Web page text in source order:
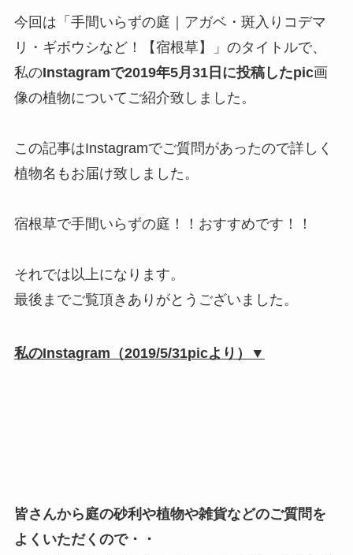
今回は「手間いらずの庭｜アガベ・斑入りコデマ
リ・ギボウシなど！【宿根草】」のタイトルで、
私のInstagramで2019年5月31日に投稿したpic画
像の植物についてご紹介致しました。
この記事はInstagramでご質問があったので詳しく
植物名もお届け致しました。
宿根草で手間いらずの庭！！おすすめです！！
それでは以上になります。
最後までご覧頂きありがとうございました。
私のInstagram（2019/5/31picより）▼
皆さんから庭の砂利や植物や雑貨などのご質問を
よくいただくので・・